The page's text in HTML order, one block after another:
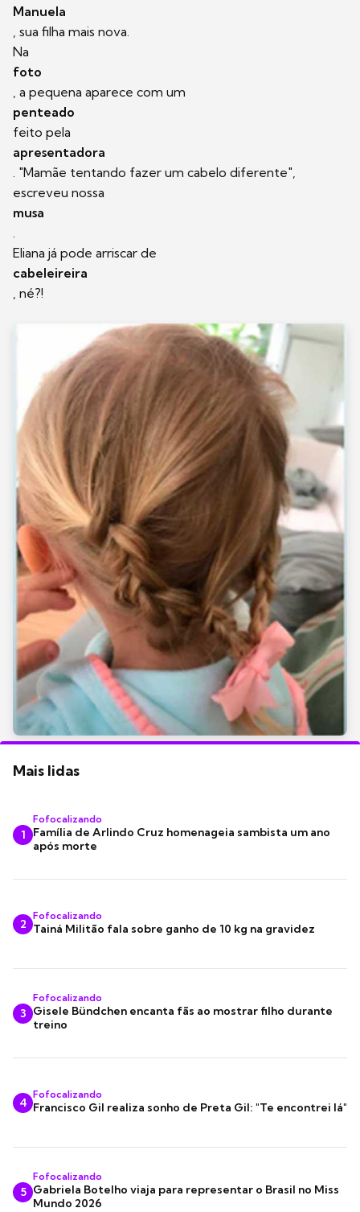
Manuela
, sua filha mais nova.
Na
foto
, a pequena aparece com um
penteado
feito pela
apresentadora
. "Mamãe tentando fazer um cabelo diferente",
escreveu nossa
musa
Eliana já pode arriscar de
cabeleireira
, né?!
Mais lidas
1
Fofocalizando
Família de Arlindo Cruz homenageia sambista um ano
após morte
2
Fofocalizando
Tainá Militão fala sobre ganho de 10 kg na gravidez
3
Fofocalizando
Gisele Bündchen encanta fãs ao mostrar filho durante
treino
4
Fofocalizando
Francisco Gil realiza sonho de Preta Gil: "Te encontrei lá"
5
Fofocalizando
Gabriela Botelho viaja para representar o Brasil no Miss
Mundo 2026